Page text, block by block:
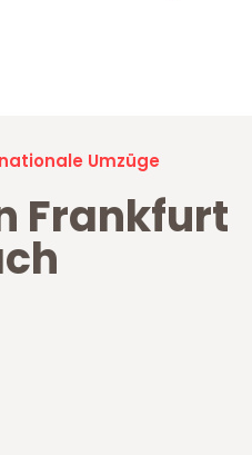
Umzüge
Frankfurt